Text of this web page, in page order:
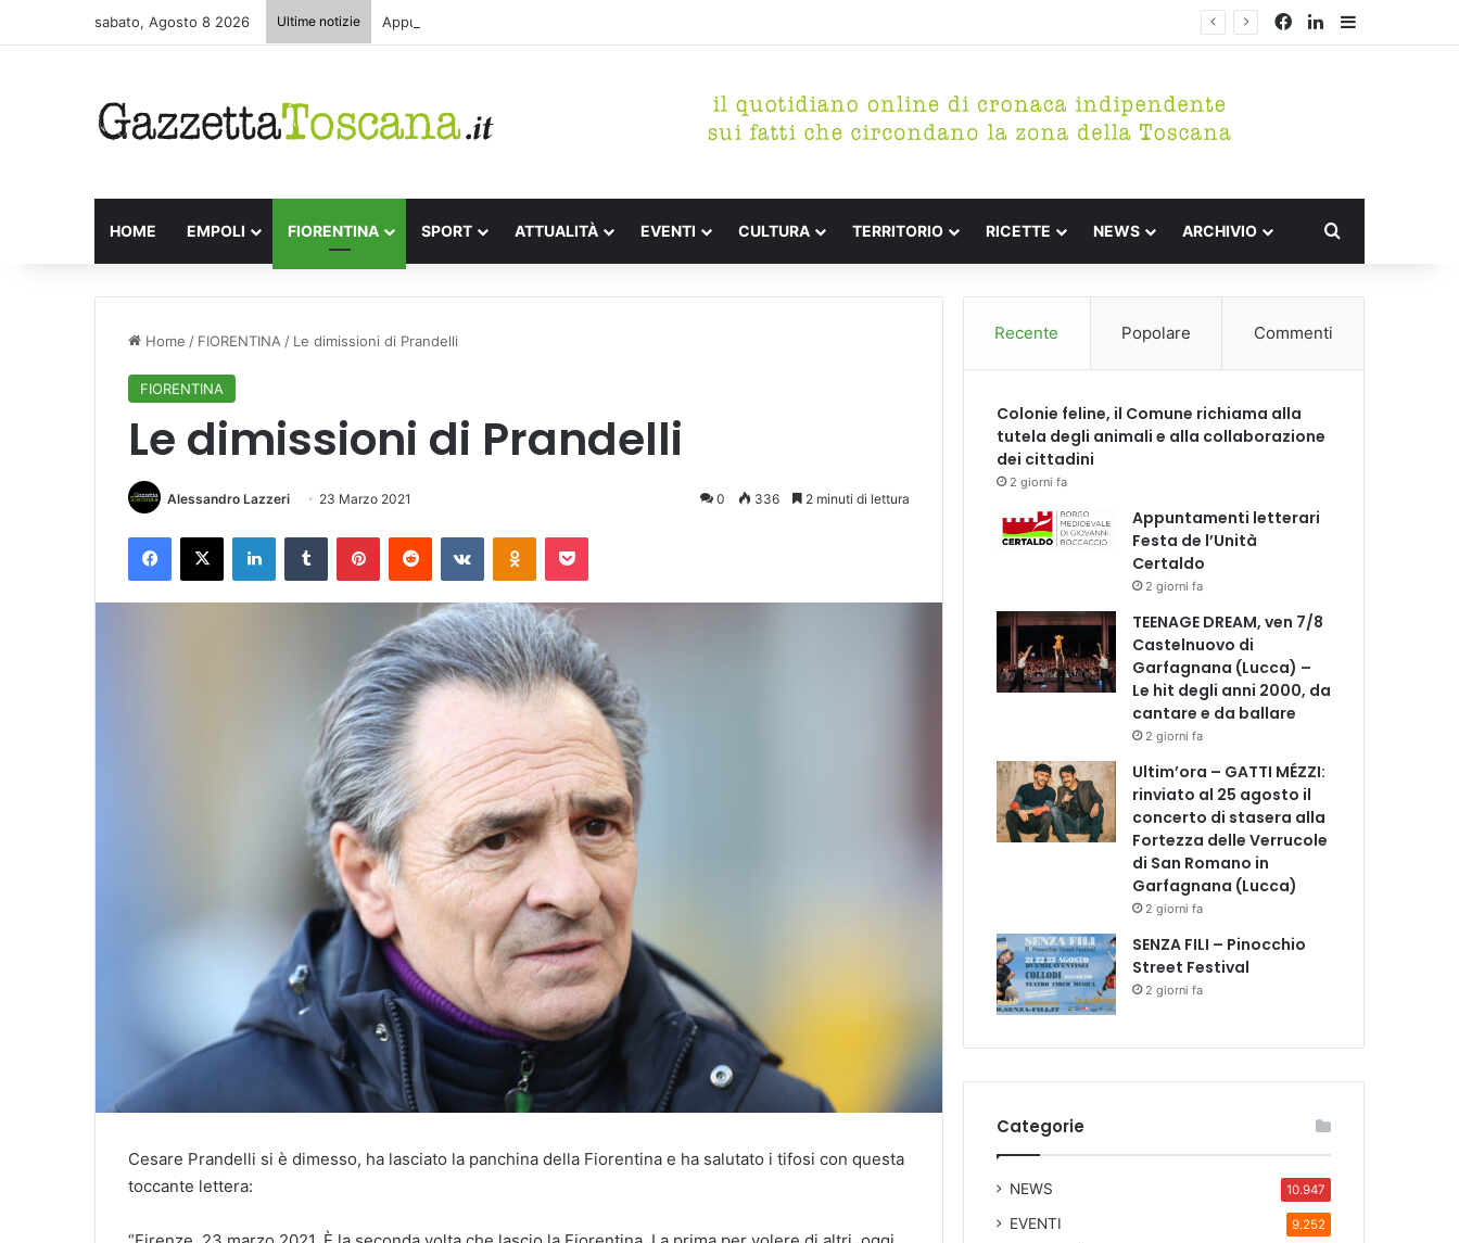
sabato, Agosto 8 2026 Ultime notizie Appuntamenti letterari Festa de l’Unità Certaldo Facebook
LinkedIn
HOME EMPOLI FIORENTINA SPORT ATTUALITÀ EVENTI CULTURA TERRITORIO RICETTE NEWS ARCHIVIO
Home / FIORENTINA / Le dimissioni di Prandelli
FIORENTINA
Le dimissioni di Prandelli
Alessandro Lazzeri 23 Marzo 2021 0 336 2 minuti di lettura
Cesare Prandelli si è dimesso, ha lasciato la panchina della Fiorentina e ha salutato i tifosi con questa
toccante lettera:
Recente Popolare Commenti
Colonie feline, il Comune richiama alla
tutela degli animali e alla collaborazione
dei cittadini
2 giorni fa
Appuntamenti letterari
Festa de l’Unità
Certaldo
2 giorni fa
TEENAGE DREAM, ven 7/8
Castelnuovo di
Garfagnana (Lucca) –
Le hit degli anni 2000, da
cantare e da ballare
2 giorni fa
Ultim’ora – GATTI MÉZZI:
rinviato al 25 agosto il
concerto di stasera alla
Fortezza delle Verrucole
di San Romano in
Garfagnana (Lucca)
2 giorni fa
SENZA FILI – Pinocchio
Street Festival
2 giorni fa
Categorie
NEWS 10.947
EVENTI 9.252